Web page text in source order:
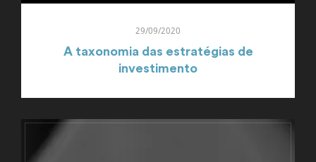
29/09/2020
A taxonomia das estratégias de
investimento